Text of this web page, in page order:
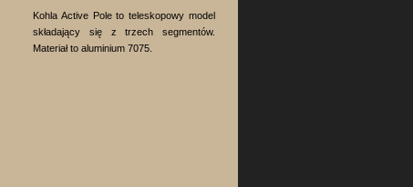
Kohla Active Pole to teleskopowy model
składający się z trzech segmentów.
Materiał to aluminium 7075.